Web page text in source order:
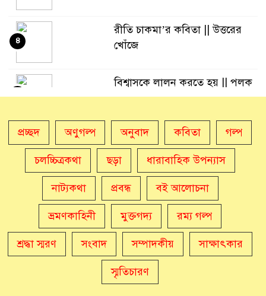
রীতি চাকমা’র কবিতা || উত্তরের
খোঁজে
৪
বিশ্বাসকে লালন করতে হয় || পলক
রহমান।
Eva Petropoulou Lianoy
৬
নাজমা বেগম নাজু’র কবিতা || ঘোর
দক্ষিণার ঘনঘটায়
সাঈদা আজিজ চৌধুরী’র কবিতা ||
কফিনে চেয়ে ভারী
প্রচ্ছদ অণুগল্প অনুবাদ কবিতা গল্প
চলচ্চিত্রকথা ছড়া ধারাবাহিক উপন্যাস
নাট্যকথা প্রবন্ধ বই আলোচনা
ভ্রমণকাহিনী মুক্তগদ্য রম্য গল্প
শ্রদ্ধা স্মরণ সংবাদ সম্পাদকীয় সাক্ষাৎকার
স্মৃতিচারণ